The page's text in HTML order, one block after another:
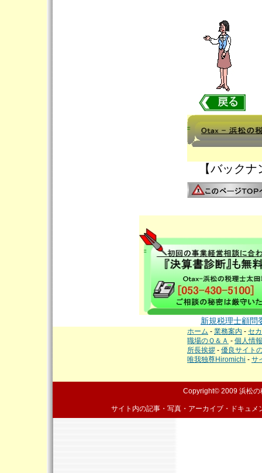
【バックナ
新規税理士顧問
ホーム - 業務案内 - セ
職場のＱ＆Ａ - 個人情
所長挨拶 - 優良サイト
唯我独尊Hiromichi - サ
Copyright© 2009 浜松の
サイト内の記事・写真・アーカイブ・ドキュ